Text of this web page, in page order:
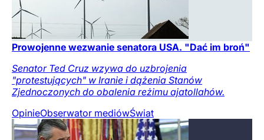
Prowojenne wezwanie senatora USA. "Dać im broń"
Senator Ted Cruz wzywa do uzbrojenia
"protestujących" w Iranie i dążenia Stanów
Zjednoczonych do obalenia reżimu ajatollahów.
OpinieObserwator mediówŚwiat